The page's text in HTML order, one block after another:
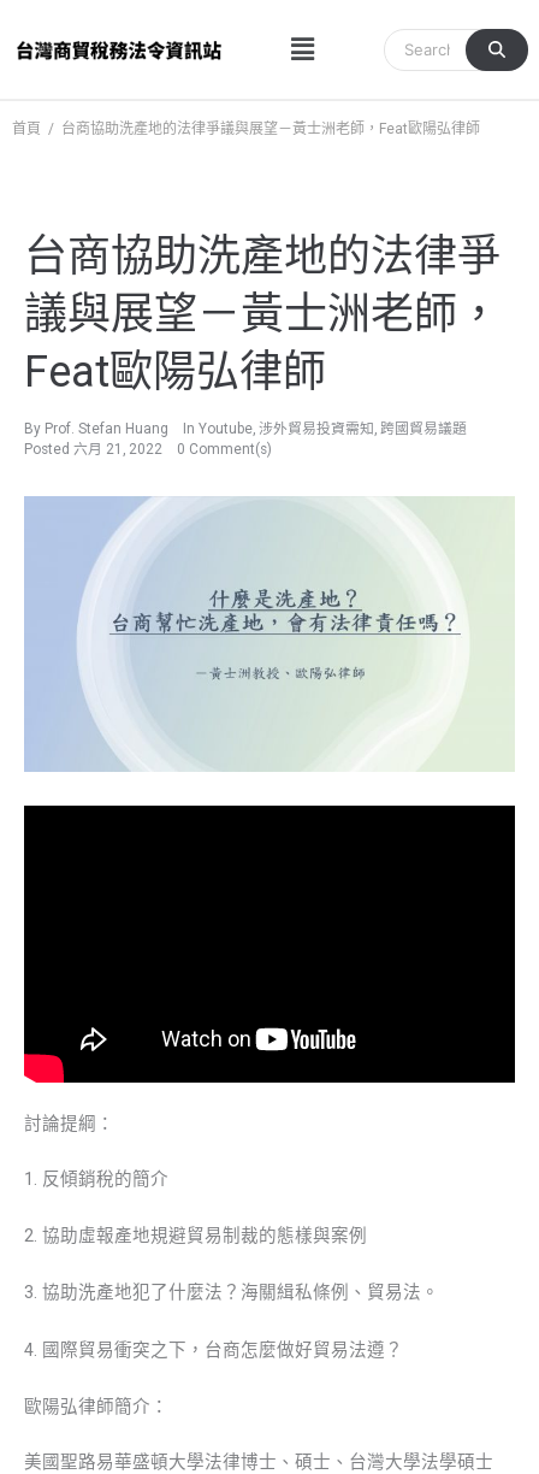
內
Menu
首頁 / 台商協助洗產地的法律爭議與展望－黃士洲老師，Feat歐陽弘律師
台商協助洗產地的法律爭
議與展望－黃士洲老師，
Feat歐陽弘律師
By Prof. Stefan Huang In Youtube, 涉外貿易投資需知 , 跨國貿易議題
Posted 六月 21, 2022 0 Comment(s)
討論提綱：
1. 反傾銷稅的簡介
2. 協助虛報產地規避貿易制裁的態樣與案例
3. 協助洗產地犯了什麼法？海關緝私條例、貿易法。
4. 國際貿易衝突之下，台商怎麼做好貿易法遵？
歐陽弘律師簡介：
美國聖路易華盛頓大學法律博士、碩士、台灣大學法學碩士